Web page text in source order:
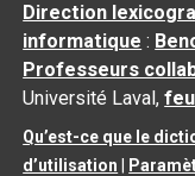
Direction
informatique :
Professeurs
Université Laval,
Qu’est-ce que le
d’utilisation